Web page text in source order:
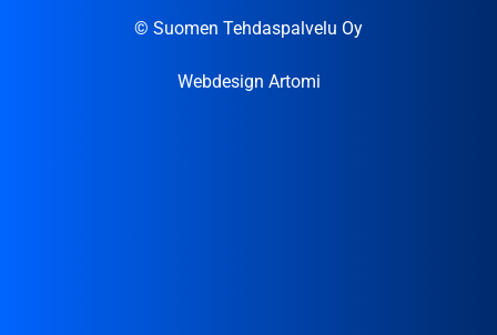
© Suomen Tehdaspalvelu Oy
Webdesign Artomi